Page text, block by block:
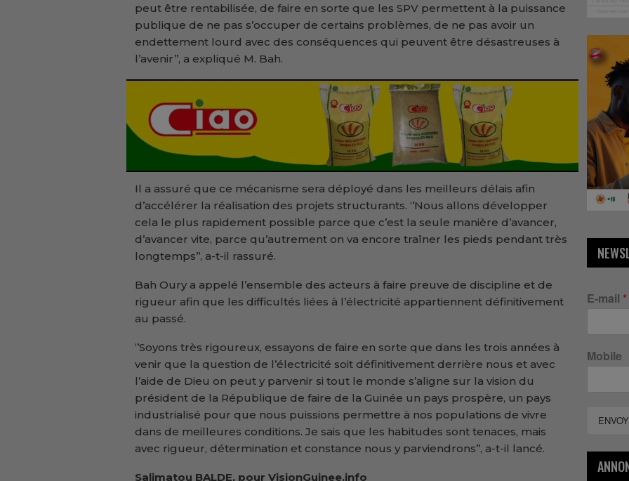
peut être rentabilisée, de faire en sorte que les SPV permettent à la puissance
publique de ne pas s’occuper de certains problèmes, de ne pas avoir un
endettement lourd avec des conséquences qui peuvent être désastreuses à
l’avenir’’, a expliqué M. Bah.
Il a assuré que ce mécanisme sera déployé dans les meilleurs délais afin
d’accélérer la réalisation des projets structurants. ‘’Nous allons développer
cela le plus rapidement possible parce que c’est la seule manière d’avancer,
d’avancer vite, parce qu’autrement on va encore traîner les pieds pendant très
longtemps’’, a-t-il rassuré.
Bah Oury a appelé l’ensemble des acteurs à faire preuve de discipline et de
rigueur afin que les difficultés liées à l’électricité appartiennent définitivement
au passé.
‘’Soyons très rigoureux, essayons de faire en sorte que dans les trois années à
venir que la question de l’électricité soit définitivement derrière nous et avec
l’aide de Dieu on peut y parvenir si tout le monde s’aligne sur la vision du
président de la République de faire de la Guinée un pays prospère, un pays
industrialisé pour que nous puissions permettre à nos populations de vivre
dans de meilleures conditions. Je sais que les habitudes sont tenaces, mais
avec rigueur, détermination et constance nous y parviendrons’’, a-t-il lancé.
Salimatou BALDE, pour VisionGuinee.info
E-mail *
Mobile